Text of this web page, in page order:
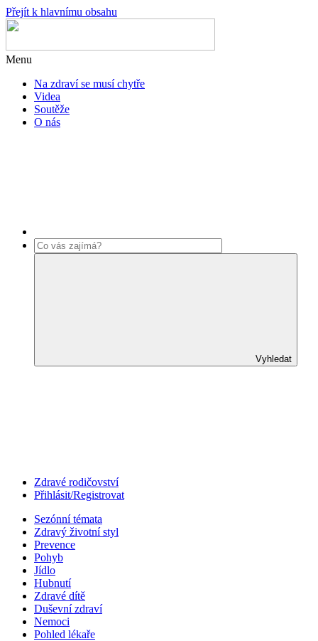
Přejít k hlavnímu obsahu
Menu
Na zdraví se musí chytře
Videa
Soutěže
O nás
Vyhledat
Zdravé rodičovství
Přihlásit/Registrovat
Sezónní témata
Zdravý životní styl
Prevence
Pohyb
Jídlo
Hubnutí
Zdravé dítě
Duševní zdraví
Nemoci
Pohled lékaře